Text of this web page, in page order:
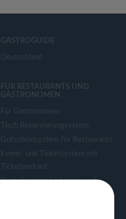
GASTROGUIDE
Deutschland
FÜR RESTAURANTS UND
GASTRONOMEN
Für Gastronomen
Tisch Reservierungsystem
Gutscheinsystem für Restaurants
Event- und Ticketsystem mit
Ticketverkauf
Bestellsystem Lieferung und